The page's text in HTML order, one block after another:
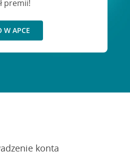
premii!
W APCE
konta